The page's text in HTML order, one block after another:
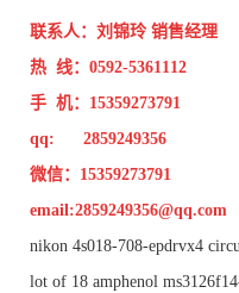
联系人：刘锦玲 销售经理
热 线：0592-5361112
手 机：15359273791
qq: 2859249356
微信：15359273791
email:2859249356@qq.com
nikon 4s018-708-epdrvx4
lot of 18 amphenol